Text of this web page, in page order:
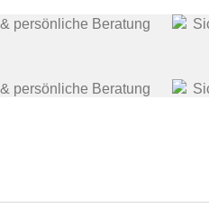
persönliche Beratung
persönliche Beratung